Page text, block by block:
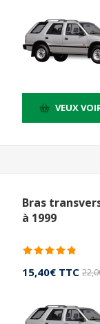
VEUX
Bras
à 1999
15,40€ TTC